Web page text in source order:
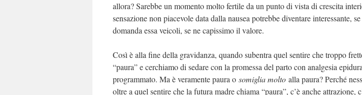
allora? Sarebbe un momento molto fertile da un punto di vista di crescita
sensazione non piacevole data dalla nausea potrebbe diventare interessante,
domanda essa veicoli, se ne capissimo il valore.
Così è alla fine della gravidanza, quando subentra quel sentire che troppo
“paura” e cerchiamo di sedare con la promessa del parto con analgesia
programmato. Ma è veramente paura o somiglia molto alla paura? Perché
oltre a quel sentire che la futura madre chiama “paura”, c’è anche attrazione,